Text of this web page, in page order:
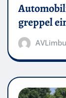
greppel